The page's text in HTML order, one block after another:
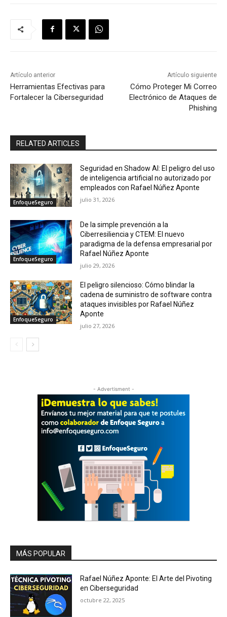
Artículo anterior
Herramientas Efectivas para
Fortalecer la Ciberseguridad
Artículo siguiente
Cómo Proteger Mi Correo
Electrónico de Ataques de
Phishing
RELATED ARTICLES
EnfoqueSeguro
Seguridad en Shadow AI: El peligro del uso
de inteligencia artificial no autorizado por
empleados con Rafael Núñez Aponte
julio 31, 2026
EnfoqueSeguro
De la simple prevención a la
Ciberresiliencia y CTEM: El nuevo
paradigma de la defensa empresarial por
Rafael Núñez Aponte
julio 29, 2026
EnfoqueSeguro
El peligro silencioso: Cómo blindar la
cadena de suministro de software contra
ataques invisibles por Rafael Núñez
Aponte
julio 27, 2026
- Advertisment -
MÁS POPULAR
Rafael Núñez Aponte: El Arte del Pivoting
en Ciberseguridad
octubre 22, 2025